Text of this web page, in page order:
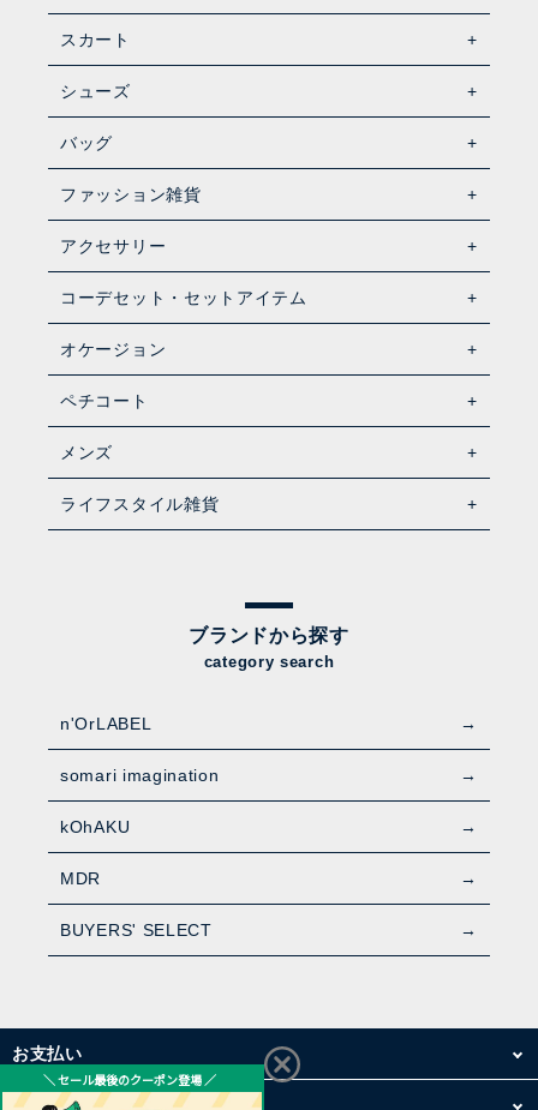
スカート
シューズ
バッグ
ファッション雑貨
アクセサリー
コーデセット・セットアイテム
オケージョン
ペチコート
メンズ
ライフスタイル雑貨
ブランドから探す
category search
n'OrLABEL
somari imagination
kOhAKU
MDR
BUYERS' SELECT
お支払い
配送・送料